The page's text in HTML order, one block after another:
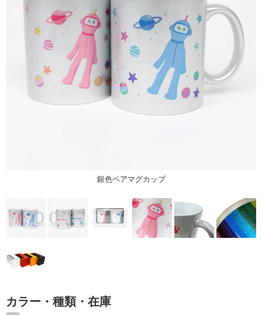
銀色ペアマグカップ
カラー・種類・在庫